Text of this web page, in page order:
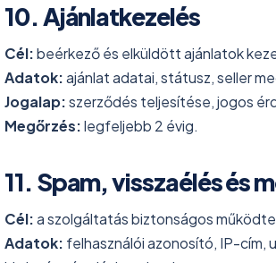
10. Ajánlatkezelés
Cél:beérkező és elküldött ajánlatok
Adatok:ajánlat adatai, státusz, seller
Jogalap:szerződés teljesítése, jogos
Megőrzés:legfeljebb 2 évig.
11. Spam, visszaélés és
Cél:a szolgáltatás biztonságos
Adatok: felhasználói azonosító, IP-